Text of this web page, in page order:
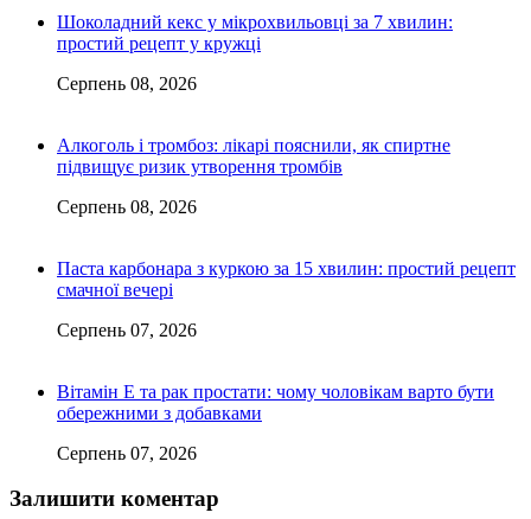
Шоколадний кекс у мікрохвильовці за 7 хвилин:
простий рецепт у кружці
Серпень 08, 2026
Алкоголь і тромбоз: лікарі пояснили, як спиртне
підвищує ризик утворення тромбів
Серпень 08, 2026
Паста карбонара з куркою за 15 хвилин: простий рецепт
смачної вечері
Серпень 07, 2026
Вітамін Е та рак простати: чому чоловікам варто бути
обережними з добавками
Серпень 07, 2026
Залишити коментар